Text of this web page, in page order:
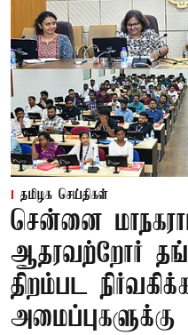
தமிழக செய்திகள்
சென்னை
ஆதரவற்றோர்
திறம்பட
அமைப்புகளுக்கு